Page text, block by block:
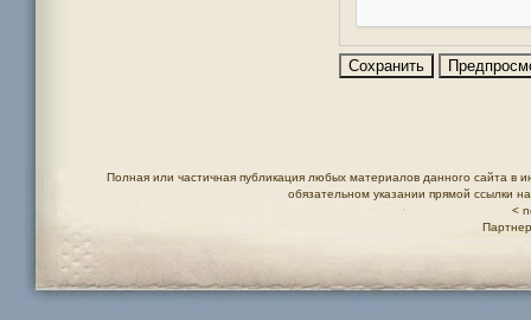
Полная или частичная публикация любых материалов данного сайта в
обязательном указании прямой ссылки
<